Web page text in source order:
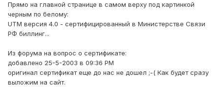
Прямо на главной странице в самом верху под картинкой
черным по белому:
UTM версия 4.0 - сертифицированный в Министерстве Связи
РФ биллинг...
Из форума на вопрос о сертификате:
добавлено 25-5-2003 в 09:36 PM
оригинал сертификат еще до нас не дошел ;-( Как будет сразу
выложим на сайт.